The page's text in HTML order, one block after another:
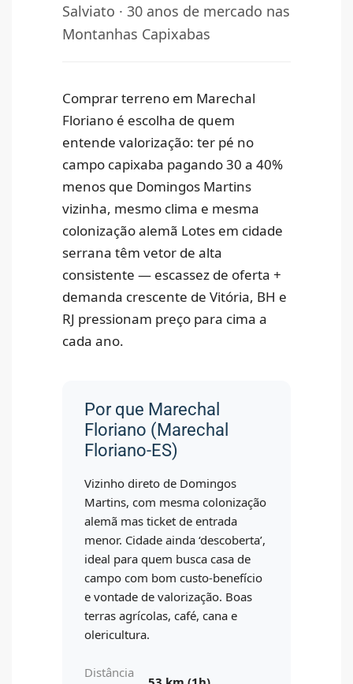
Salviato · 30 anos de mercado nas
Montanhas Capixabas
Comprar terreno em Marechal
Floriano é escolha de quem
entende valorização: ter pé no
campo capixaba pagando 30 a 40%
menos que Domingos Martins
vizinha, mesmo clima e mesma
colonização alemã Lotes em cidade
serrana têm vetor de alta
consistente — escassez de oferta +
demanda crescente de Vitória, BH e
RJ pressionam preço para cima a
cada ano.
Por que Marechal
Floriano (Marechal
Floriano-ES)
Vizinho direto de Domingos
Martins, com mesma colonização
alemã mas ticket de entrada
menor. Cidade ainda ‘descoberta’,
ideal para quem busca casa de
campo com bom custo-benefício
e vontade de valorização. Boas
terras agrícolas, café, cana e
olericultura.
Distância